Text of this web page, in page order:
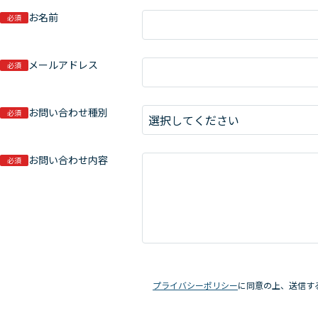
必須 お名前
必須 メールアドレス
必須 お問い合わせ種別
必須 お問い合わせ内容
プライバシーポリシーに同意の上、送信す